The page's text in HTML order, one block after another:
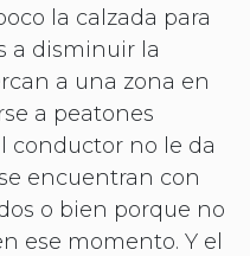
la calzada para
a disminuir la
a una zona en
a peatones
conductor no le da
encuentran con
o bien porque no
ese momento. Y el